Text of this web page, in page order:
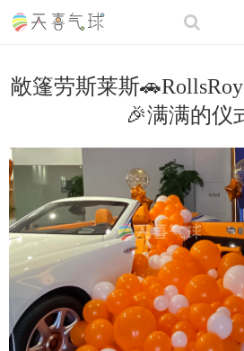
敞篷劳斯莱斯
🎉满满的仪